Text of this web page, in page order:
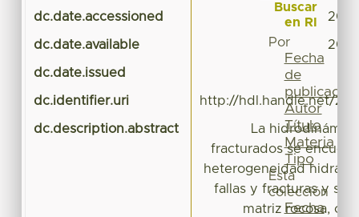
dc.date.accessioned
dc.date.available
dc.date.issued
dc.identifier.uri http://hdl.handle.net/
dc.description.abstract
La
fracturados se
heterogeneidad
fallas y fracturas y su
matriz rocosa,
Buscar
en RI
Por
Fecha
de
publicación
Autor
Título
Materia
Tipo
Esta
colección
Fecha